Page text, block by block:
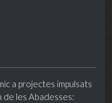
a projectes impulsats
de les Abadesses: